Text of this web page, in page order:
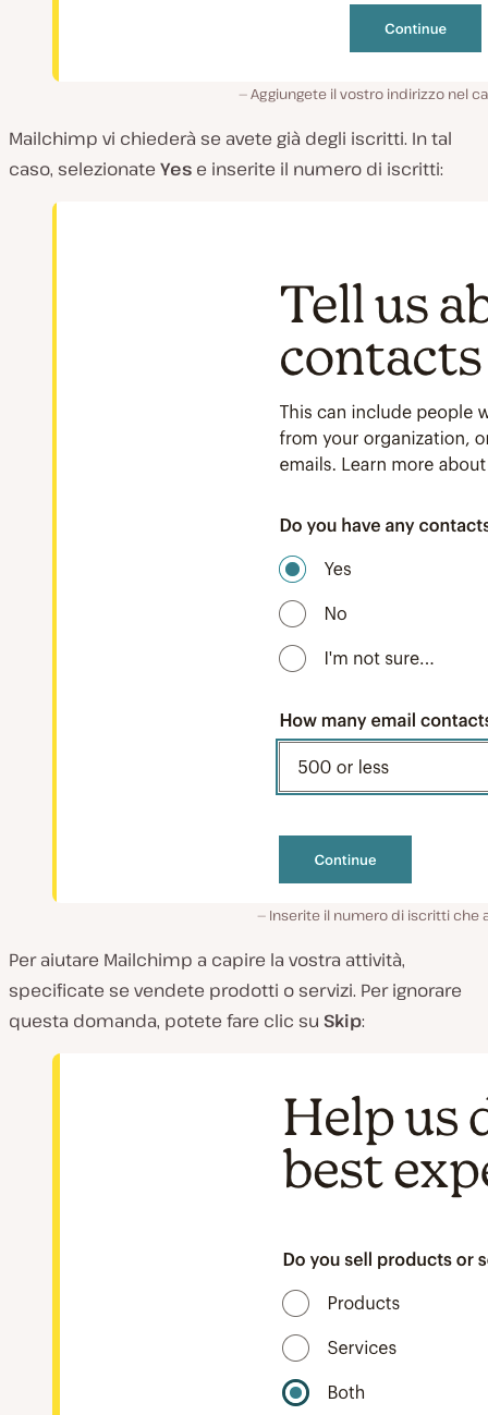
Aggiungete il vostro indirizzo nel
Mailchimp vi chiederà se avete già degli iscritti. In tal
caso, selezionate Yes e inserite il numero di iscritti:
Inserite il numero di iscritti che
Per aiutare Mailchimp a capire la vostra attività,
specificate se vendete prodotti o servizi. Per ignorare
questa domanda, potete fare clic su Skip: